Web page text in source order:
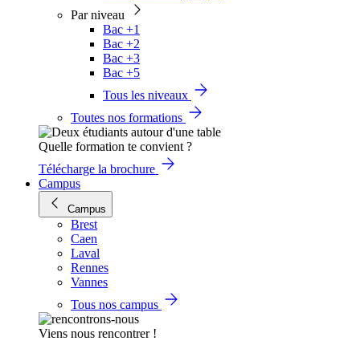
Par niveau
Bac +1
Bac +2
Bac +3
Bac +5
Tous les niveaux
Toutes nos formations
Quelle formation te convient ?
Télécharge la brochure
Campus
Campus
Brest
Caen
Laval
Rennes
Vannes
Tous nos campus
Viens nous rencontrer !